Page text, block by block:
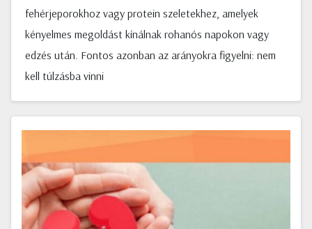
fehérjeporokhoz vagy protein szeletekhez, amelyek
kényelmes megoldást kínálnak rohanós napokon vagy
edzés után. Fontos azonban az arányokra figyelni: nem
kell túlzásba vinni